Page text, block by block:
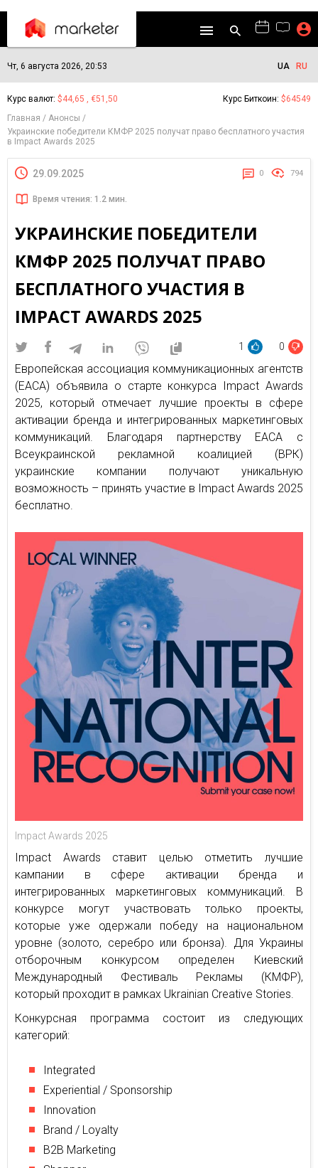
Чт, 6 августа 2026, 20:53 UA RU
Курс валют: $44,65 , €51,50 Курс Биткоин: $64549
Главная
Анонсы
Украинские победители КМФР 2025 получат право бесплатного участия
в Impact Awards 2025
29.09.2025 0 794
Время чтения: 1.2 мин.
УКРАИНСКИЕ ПОБЕДИТЕЛИ
КМФР 2025 ПОЛУЧАТ ПРАВО
БЕСПЛАТНОГО УЧАСТИЯ В
IMPACT AWARDS 2025
1 0
Европейская ассоциация коммуникационных агентств
(EACA) объявила о старте конкурса Impact Awards
2025, который отмечает лучшие проекты в сфере
активации бренда и интегрированных маркетинговых
коммуникаций. Благодаря партнерству EACA с
Всеукраинской рекламной коалицией (ВРК)
украинские компании получают уникальную
возможность – принять участие в Impact Awards 2025
бесплатно.
Impact Awards 2025
Impact Awards ставит целью отметить лучшие
кампании в сфере активации бренда и
интегрированных маркетинговых коммуникаций. В
конкурсе могут участвовать только проекты,
которые уже одержали победу на национальном
уровне (золото, серебро или бронза). Для Украины
отборочным конкурсом определен Киевский
Международный Фестиваль Рекламы (КМФР),
который проходит в рамках Ukrainian Creative Stories.
Конкурсная программа состоит из следующих
категорий:
Integrated
Experiential / Sponsorship
Innovation
Brand / Loyalty
B2B Marketing